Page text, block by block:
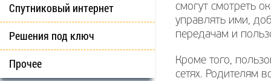
Спутниковый интернет
Решения под ключ
Прочее
смогут смотреть
управлять ими,
передачам и
Кроме того,
сетях. Родителям